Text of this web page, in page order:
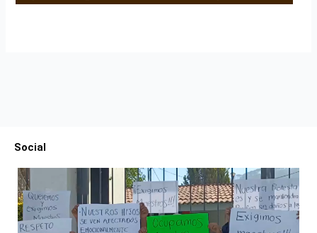
Social